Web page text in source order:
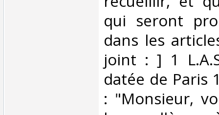
qui seront
dans les
joint : ] 1
datée de Paris
: "Monsieur,